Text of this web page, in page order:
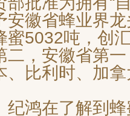
安徽省蜂业界
蜜5032吨，创
二，安徽省第
、比利时、加
纪鸿在了解到